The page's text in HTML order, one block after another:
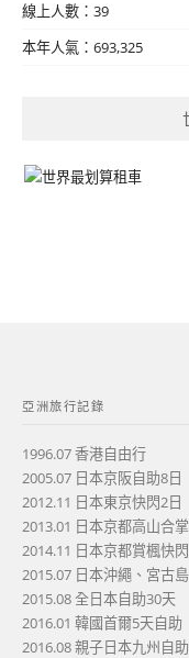
線上人數：39
本年人氣：693,325
亞洲旅行記錄
1996.07 香港自由行
2005.07 日本京阪自助8日
2012.11 日本東京快閃2日
2013.01 日本京都高山合
2014.11 日本京都賞楓快
2015.07 日本沖繩、宮古
2015.08 全日本自助30天
2016.01 韓國首爾5天自助
2016.08 親子日本九州自